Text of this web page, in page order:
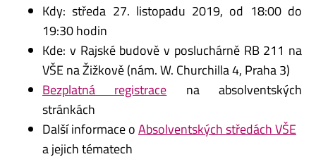
Kdy: středa 27. listopadu 2019, od 18:00 do
19:30 hodin
Kde: v Rajské budově v posluchárně RB 211 na
VŠE na Žižkově (nám. W. Churchilla 4, Praha 3)
Bezplatná registrace na absolventských
stránkách
Další informace oAbsolventských středách VŠE
a jejich tématech